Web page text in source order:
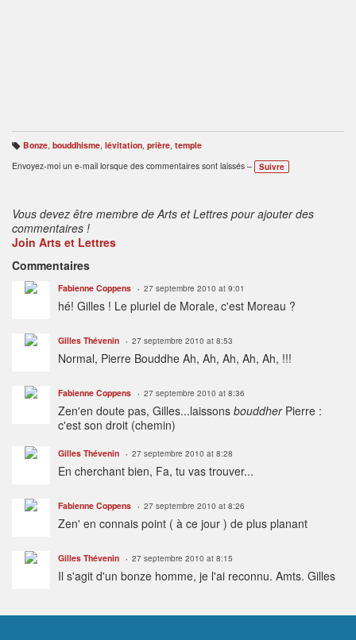
B
ali
s
Bonze, bouddhisme, lévitation, prière, temple
Envoyez-moi un e-mail lorsque des commentaires sont laissés –
Suivre
Vous devez être membre de Arts et Lettres pour ajouter des
commentaires !
Join Arts et Lettres
Commentaires
Fabienne Coppens 27 septembre 2010 at 9:01
hé! Gilles ! Le pluriel de Morale, c'est Moreau ?
Gilles Thévenin 27 septembre 2010 at 8:53
Normal, Pierre Bouddhe Ah, Ah, Ah, Ah, Ah, !!!
Fabienne Coppens 27 septembre 2010 at 8:36
Zen'en doute pas, Gilles...laissons bouddherPierre :
c'est son droit (chemin)
Gilles Thévenin 27 septembre 2010 at 8:28
En cherchant bien, Fa, tu vas trouver...
Fabienne Coppens 27 septembre 2010 at 8:26
Zen' en connais point ( à ce jour ) de plus planant
Gilles Thévenin 27 septembre 2010 at 8:15
Il s'agit d'un bonze homme, je l'ai reconnu. Amts. Gilles